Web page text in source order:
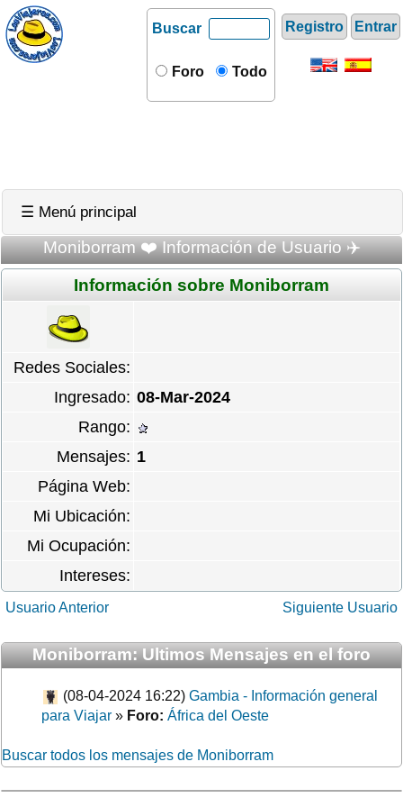
Registro Entrar
Buscar
Foro Todo
☰ Menú principal
Moniborram ❤️ Información de Usuario ✈️
Información sobre Moniborram
Redes Sociales:
Ingresado: 08-Mar-2024
Rango:
Mensajes: 1
Página Web:
Mi Ubicación:
Mi Ocupación:
Intereses:
Usuario Anterior Siguiente Usuario
Moniborram: Ultimos Mensajes en el foro
(08-04-2024 16:22) Gambia - Información general
para Viajar » Foro: África del Oeste
Buscar todos los mensajes de Moniborram